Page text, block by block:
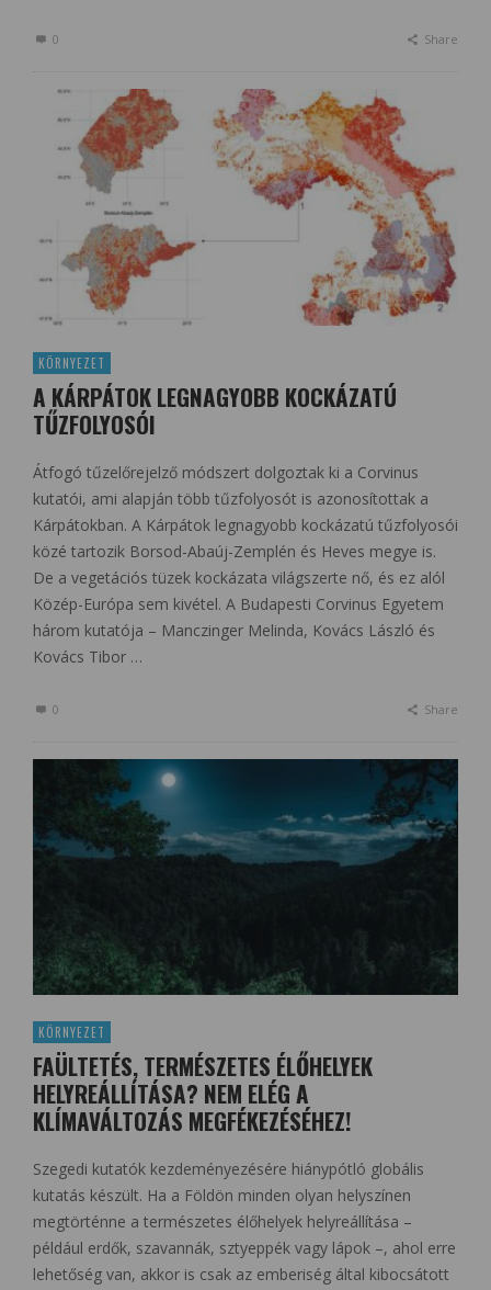
0 Share
KÖRNYEZET
A KÁRPÁTOK LEGNAGYOBB KOCKÁZATÚ
TŰZFOLYOSÓI
Átfogó tűzelőrejelző módszert dolgoztak ki a Corvinus
kutatói, ami alapján több tűzfolyosót is azonosítottak a
Kárpátokban. A Kárpátok legnagyobb kockázatú tűzfolyosói
közé tartozik Borsod-Abaúj-Zemplén és Heves megye is.
De a vegetációs tüzek kockázata világszerte nő, és ez alól
Közép-Európa sem kivétel. A Budapesti Corvinus Egyetem
három kutatója – Manczinger Melinda, Kovács László és
Kovács Tibor …
0 Share
KÖRNYEZET
FAÜLTETÉS, TERMÉSZETES ÉLŐHELYEK
HELYREÁLLÍTÁSA? NEM ELÉG A
KLÍMAVÁLTOZÁS MEGFÉKEZÉSÉHEZ!
Szegedi kutatók kezdeményezésére hiánypótló globális
kutatás készült. Ha a Földön minden olyan helyszínen
megtörténne a természetes élőhelyek helyreállítása –
például erdők, szavannák, sztyeppék vagy lápok –, ahol erre
lehetőség van, akkor is csak az emberiség által kibocsátott